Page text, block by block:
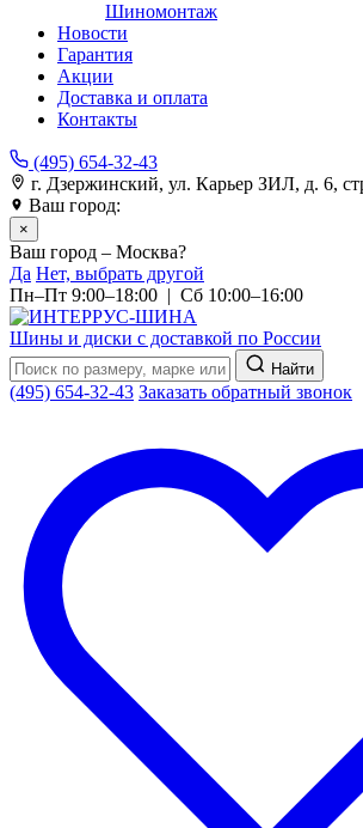
Шиномонтаж
Новости
Гарантия
Акции
Доставка и оплата
Контакты
(495) 654-32-43
г. Дзержинский, ул. Карьер ЗИЛ, д. 6,
Ваш город:
×
Ваш город – Москва?
Да Нет, выбрать другой
Пн–Пт 9:00–18:00 | Сб 10:00–16:00
Шины и диски с доставкой по России
Найти
(495) 654-32-43 Заказать обратный звонок